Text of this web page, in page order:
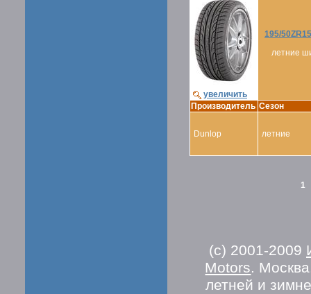
увеличить
195/
летние
Производитель Сезон
Dunlop летние
1
(c) 2001-2009
Motors.
летней и